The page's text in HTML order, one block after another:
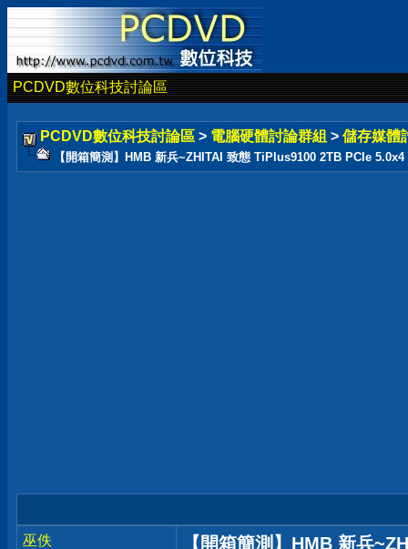
PCDVD數位科技討論區
PCDVD數位科技討論區 > 電腦硬體討論群組 > 儲存媒體
【開箱簡測】HMB 新兵~ZHITAI 致態 TiPlus9100 2TB PCIe
巫佚 【開箱簡測】HMB 新兵